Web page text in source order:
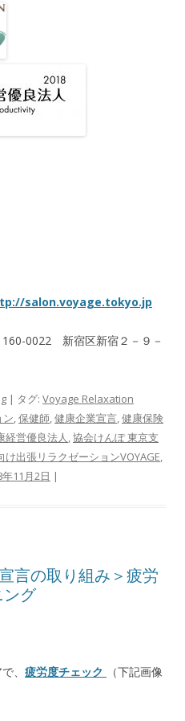
salon.voyage.tokyo.jp
0022 新宿区新宿２－９－
| タグ: Voyage Relaxation
ン,保健師,健康企業宣言,健康保険
経営優良法人,協会けんぽ 東京支
け出張リラクゼーションVOYAGE,
11月2日 |
言の取り組み＞疲労
グ
、 疲労度チェック
（下記画像